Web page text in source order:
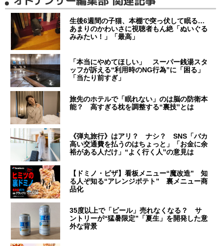
生後6週間の子猫、本棚で突っ伏して眠る…
あまりのかわいさに視聴者もん絶「ぬいぐる
みみたい！」「最高」
「本当にやめてほしい」 スーパー銭湯スタ
ッフが訴える“利用時のNG行為”に「困る」
「当たり前すぎ」
旅先のホテルで「眠れない」のは脳の防衛本
能？ 高すぎる枕を調整する“裏技”とは
《弾丸旅行》はアリ？ ナシ？ SNS「バカ
高い交通費を払うのはちょっと」「お金に余
裕がある人だけ」“よく行く人”の意見は
【ドミノ・ピザ】看板メニュー“魔改造” 知
る人ぞ知る“アレンジポテト” 裏メニュー商
品化
35度以上で「ビール」売れなくなる？ サ
ントリーが“猛暑限定”「夏生」を開発した意
外な背景